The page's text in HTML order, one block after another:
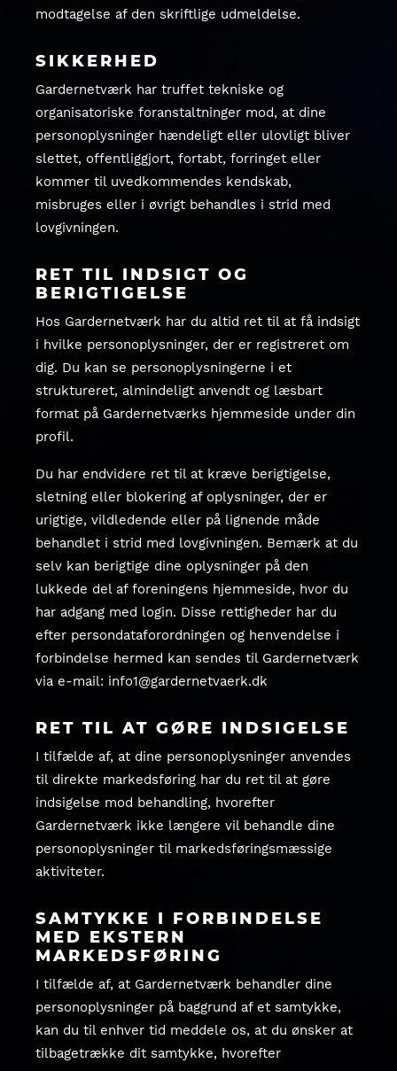
modtagelse af den skriftlige udmeldelse.
SIKKERHED
Gardernetværk har truffet tekniske og
organisatoriske foranstaltninger mod, at dine
personoplysninger hændeligt eller ulovligt bliver
slettet, offentliggjort, fortabt, forringet eller
kommer til uvedkommendes kendskab,
misbruges eller i øvrigt behandles i strid med
lovgivningen.
RET TIL INDSIGT OG
BERIGTIGELSE
Hos Gardernetværk har du altid ret til at få indsigt
i hvilke personoplysninger, der er registreret om
dig. Du kan se personoplysningerne i et
struktureret, almindeligt anvendt og læsbart
format på Gardernetværks hjemmeside under din
profil.
Du har endvidere ret til at kræve berigtigelse,
sletning eller blokering af oplysninger, der er
urigtige, vildledende eller på lignende måde
behandlet i strid med lovgivningen. Bemærk at du
selv kan berigtige dine oplysninger på den
lukkede del af foreningens hjemmeside, hvor du
har adgang med login. Disse rettigheder har du
efter persondataforordningen og henvendelse i
forbindelse hermed kan sendes til Gardernetværk
via e-mail: info1@gardernetvaerk.dk
RET TIL AT GØRE INDSIGELSE
I tilfælde af, at dine personoplysninger anvendes
til direkte markedsføring har du ret til at gøre
indsigelse mod behandling, hvorefter
Gardernetværk ikke længere vil behandle dine
personoplysninger til markedsføringsmæssige
aktiviteter.
SAMTYKKE I FORBINDELSE
MED EKSTERN
MARKEDSFØRING
I tilfælde af, at Gardernetværk behandler dine
personoplysninger på baggrund af et samtykke,
kan du til enhver tid meddele os, at du ønsker at
tilbagetrække dit samtykke, hvorefter